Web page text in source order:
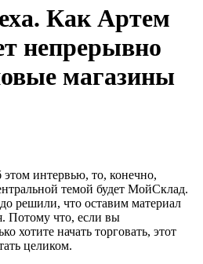
Как Артем
непрерывно
магазины
интервью, то, конечно,
темой будет МойСклад.
решили, что оставим материал
Потому что, если вы
хотите начать торговать, этот
целиком.